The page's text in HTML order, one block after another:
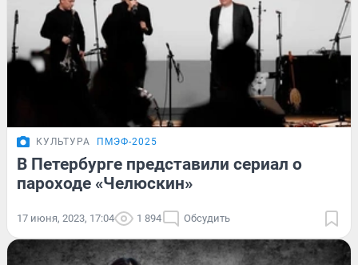
КУЛЬТУРА ПМЭФ-2025
В Петербурге представили сериал о
пароходе «Челюскин»
17 июня, 2023, 17:04 1 894 Обсудить